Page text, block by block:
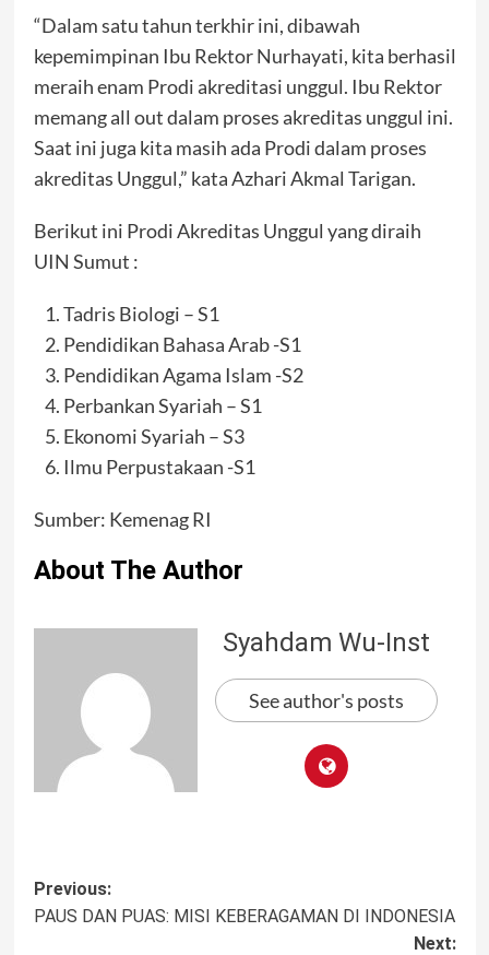
“Dalam satu tahun terkhir ini, dibawah
kepemimpinan Ibu Rektor Nurhayati, kita berhasil
meraih enam Prodi akreditasi unggul. Ibu Rektor
memang all out dalam proses akreditas unggul ini.
Saat ini juga kita masih ada Prodi dalam proses
akreditas Unggul,” kata Azhari Akmal Tarigan.
Berikut ini Prodi Akreditas Unggul yang diraih
UIN Sumut :
Tadris Biologi – S1
Pendidikan Bahasa Arab -S1
Pendidikan Agama Islam -S2
Perbankan Syariah – S1
Ekonomi Syariah – S3
Ilmu Perpustakaan -S1
Sumber: Kemenag RI
About The Author
Syahdam Wu-Inst
See author's posts
Post
navigation
Previous:
PAUS DAN PUAS: MISI KEBERAGAMAN DI INDONESIA
Next: